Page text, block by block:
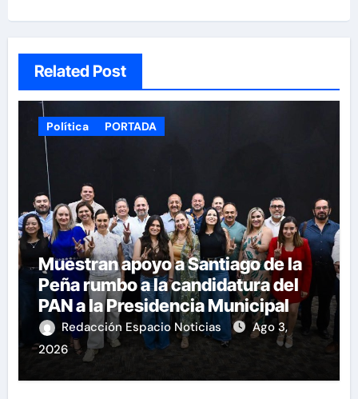
Related Post
Política PORTADA
Muestran apoyo a Santiago de la
Peña rumbo a la candidatura del
PAN a la Presidencia Municipal
Redacción Espacio Noticias
Ago 3,
2026